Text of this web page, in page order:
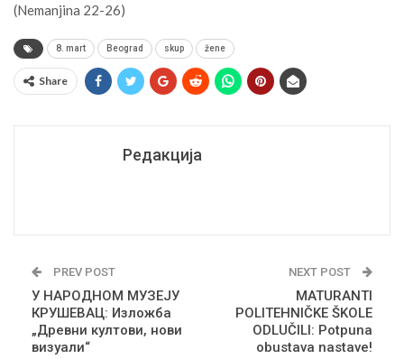
(Nemanjina 22-26)
8. mart Beograd skup žene
Share
Редакција
PREV POST
У НАРОДНОМ МУЗЕЈУ
КРУШЕВАЦ: Изложба
„Древни култови, нови
визуали“
NEXT POST
MATURANTI
POLITEHNIČKE ŠKOLE
ODLUČILI: Potpuna
obustava nastave!